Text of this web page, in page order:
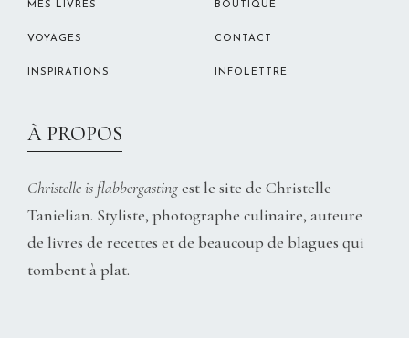
MES LIVRES
VOYAGES
INSPIRATIONS
BOUTIQUE
CONTACT
INFOLETTRE
À PROPOS
Christelle is flabbergastingest le site de Christelle
Tanielian. Styliste, photographe culinaire, auteure
de livres de recettes et de beaucoup de blagues qui
tombent à plat.